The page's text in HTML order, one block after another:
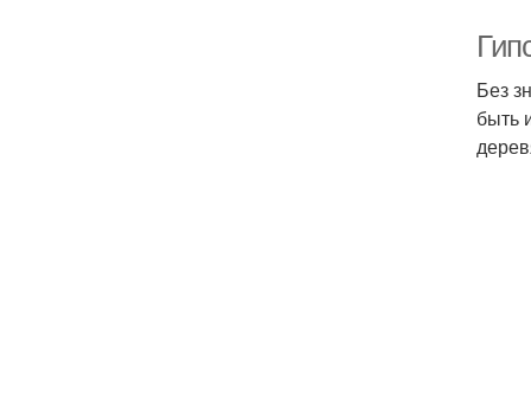
Без
быть